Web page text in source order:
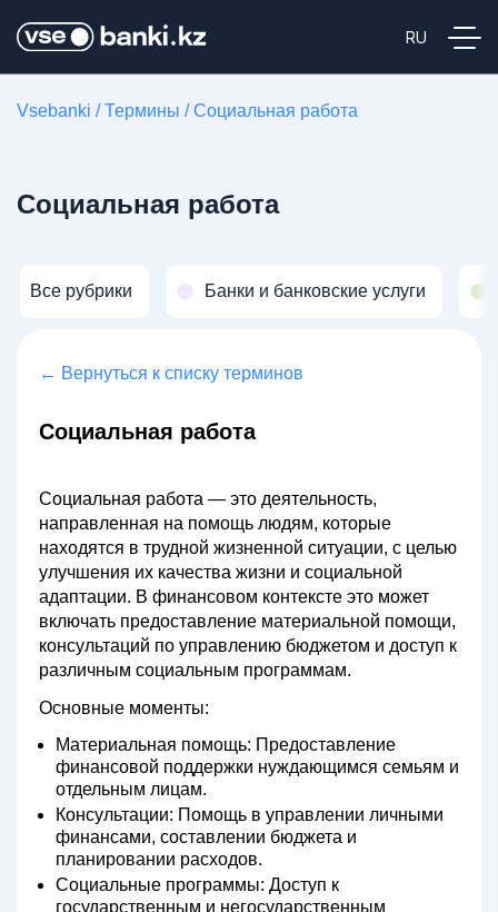
Vsebanki /Термины /Социальная работа
Социальная работа
Все рубрики Банки и банковские услуги
← Вернуться к списку терминов
Социальная работа
Социальная работа — это деятельность,
направленная на помощь людям, которые
находятся в трудной жизненной ситуации, с целью
улучшения их качества жизни и социальной
адаптации. В финансовом контексте это может
включать предоставление материальной помощи,
консультаций по управлению бюджетом и доступ к
различным социальным программам.
Основные моменты:
Материальная помощь: Предоставление
финансовой поддержки нуждающимся семьям и
отдельным лицам.
Консультации: Помощь в управлении личными
финансами, составлении бюджета и
планировании расходов.
Социальные программы: Доступ к
государственным и негосударственным